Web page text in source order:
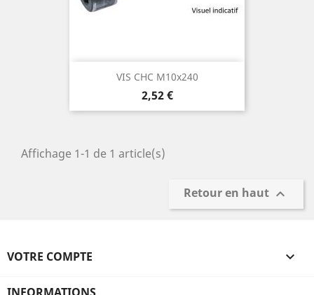
VIS CHC M10x240
Prix
2,52 €
Affichage 1-1 de 1 article(s)
Retour en haut 
VOTRE COMPTE 